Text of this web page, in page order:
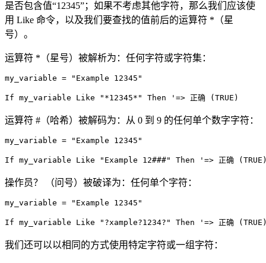
是否包含值“12345”；如果不考虑其他字符，那么我们应该使
用 Like 命令，以及我们要查找的值前后的运算符 *（星
号）。
运算符 *（星号）被解析为：任何字符或字符集：
my_variable = "Example 12345"
运算符 #（哈希）被解码为：从 0 到 9 的任何单个数字字符：
my_variable = "Example 12345"
操作员？ （问号）被破译为：任何单个字符：
my_variable = "Example 12345"
我们还可以以相同的方式使用特定字符或一组字符：